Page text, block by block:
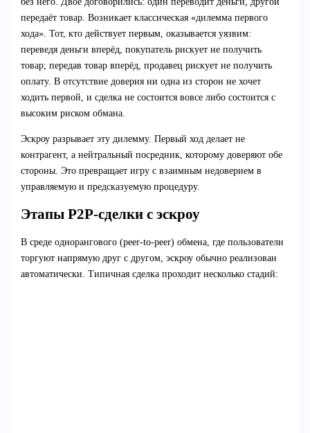
передаёт товар. Возникает классическая «дилемма первого
хода». Тот, кто действует первым, оказывается уязвим:
переведя деньги вперёд, покупатель рискует не получить
товар; передав товар вперёд, продавец рискует не получить
оплату. В отсутствие доверия ни одна из сторон не хочет
ходить первой, и сделка не состоится вовсе либо состоится с
высоким риском обмана.
Эскроу разрывает эту дилемму. Первый ход делает не
контрагент, а нейтральный посредник, которому доверяют обе
стороны. Это превращает игру с взаимным недоверием в
управляемую и предсказуемую процедуру.
Этапы P2P-сделки с эскроу
В среде однорангового (peer-to-peer) обмена, где пользователи
торгуют напрямую друг с другом, эскроу обычно реализован
автоматически. Типичная сделка проходит несколько стадий: